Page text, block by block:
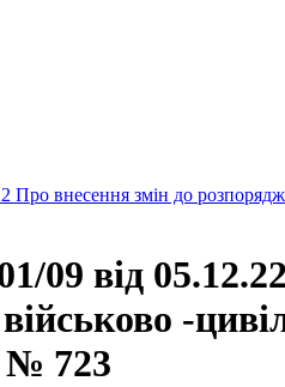
внесення змін до
09 від
-
№ 723